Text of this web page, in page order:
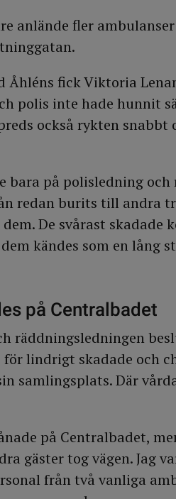
anlände fler
Åhléns fick Viktoria
polis inte hade hunnit
också rykten
bara på polisledning
redan burits till andra
De svårast skadade
kändes som en lång
på Centralbadet
räddningsledningen
lindrigt skadade och
samlingsplats. Där
på Centralbadet,
gäster tog vägen. Jag
från två vanliga